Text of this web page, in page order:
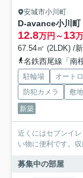
安城市小川町
12.8万円～13
67.54㎡ (2LDK) /
名鉄西尾線「南
駐輪場 オート
防犯カメラ
敷
新築
近くにはセブンイ
い物に便利です。
募集中の部屋